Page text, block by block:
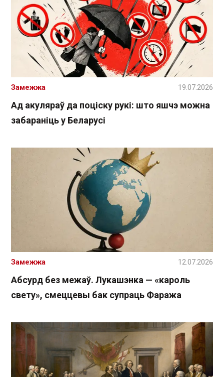
Ад акуляраў да поціску рукі: што яшчэ можна
забараніць у Беларусі
Замежжа 19.07.2026
Абсурд без межаў. Лукашэнка — «кароль
свету», смеццевы бак супраць Фаража
Замежжа 12.07.2026